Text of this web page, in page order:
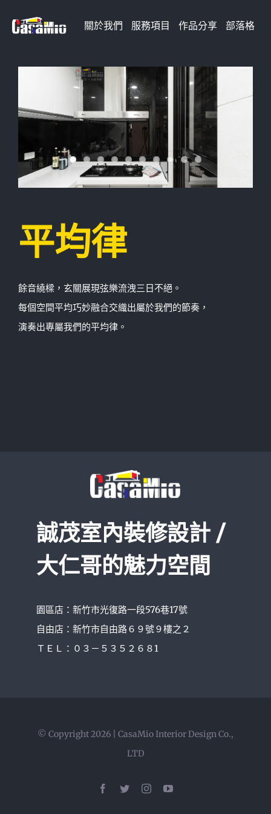
關於我們 服務項目 作品分享 部落格
平均律
餘音繞樑，玄關展現弦樂流洩三日不絕。
每個空間平均巧妙融合交織出屬於我們的節奏，
演奏出專屬我們的平均律。
誠茂室內裝修設計 /
大仁哥的魅力空間
園區店：新竹市光復路一段576巷17號
自由店：新竹市自由路６９號９樓之２
ＴＥＬ：０３－５３５２６８1
© Copyright 2026 | CasaMio Interior Design Co.,
LTD